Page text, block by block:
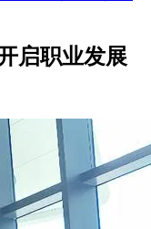
启职业发展